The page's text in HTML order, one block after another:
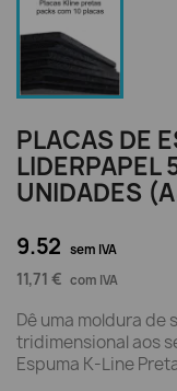
PLACAS DE
LIDERPAPEL
UNIDADES
9.52 sem IVA
11,71 € com IVA
Dê uma moldura
tridimensional aos
Espuma K-Line